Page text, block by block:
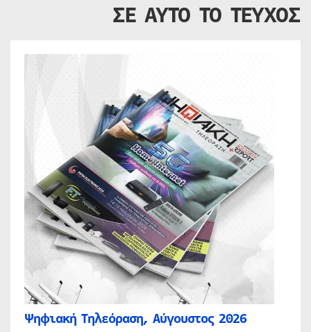
ΣΕ ΑΥΤΟ ΤΟ ΤΕΥΧΟΣ
Ψηφιακή Τηλεόραση, Αύγουστος 2026